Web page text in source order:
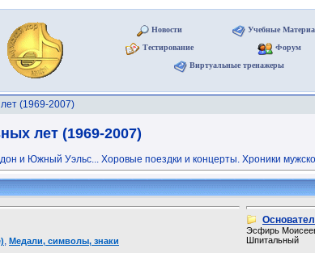
Новости
Учебные
Тестирование
Форум
Виртуальные тренажеры
(1969-2007)
лет (1969-2007)
и Южный Уэльс... Хоровые поездки и концерты. Хроники
, Медали, символы, знаки
Эсфирь
Шпитальный